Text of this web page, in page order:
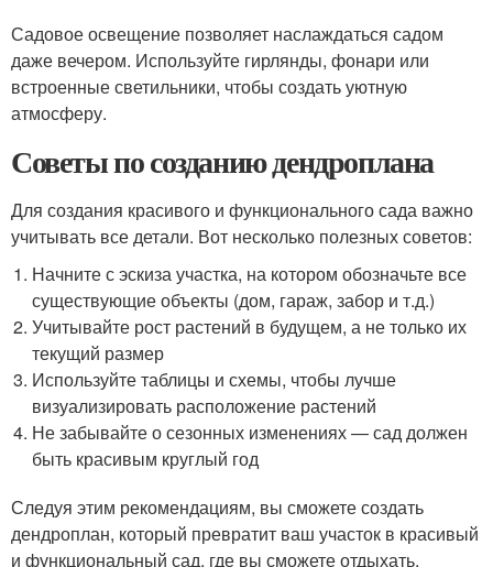
Садовое освещение позволяет наслаждаться садом
даже вечером. Используйте гирлянды, фонари или
встроенные светильники, чтобы создать уютную
атмосферу.
Советы по созданию дендроплана
Для создания красивого и функционального сада важно
учитывать все детали. Вот несколько полезных советов:
Начните с эскиза участка, на котором обозначьте все
существующие объекты (дом, гараж, забор и т.д.)
Учитывайте рост растений в будущем, а не только их
текущий размер
Используйте таблицы и схемы, чтобы лучше
визуализировать расположение растений
Не забывайте о сезонных изменениях — сад должен
быть красивым круглый год
Следуя этим рекомендациям, вы сможете создать
дендроплан, который превратит ваш участок в красивый
и функциональный сад, где вы сможете отдыхать,